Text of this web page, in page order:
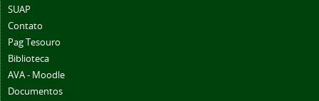
SUAP
Contato
Pag Tesouro
Biblioteca
AVA - Moodle
Documentos